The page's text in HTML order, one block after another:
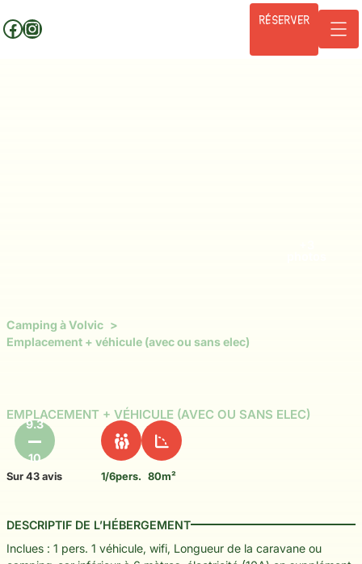
au
contenu
Facebook Instagram RÉSERVER
Camping à Volvic
Emplacement + véhicule (avec ou sans elec)
EMPLACEMENT + VÉHICULE (AVEC OU SANS ELEC)
9.3
10
Sur 43 avis 1/6pers. 80m²
DESCRIPTIF DE L’HÉBERGEMENT
Inclues : 1 pers. 1 véhicule, wifi, Longueur de la caravane ou